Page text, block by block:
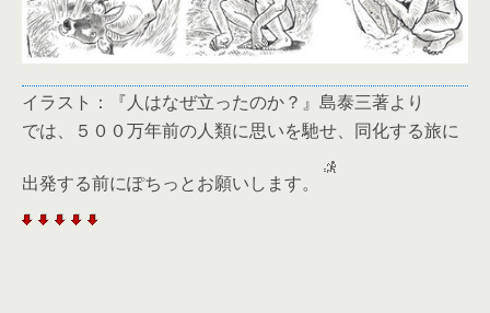
イラスト：『人はなぜ立ったのか？』島泰三著より
では、５００万年前の人類に思いを馳せ、同化する旅に
出発する前にぽちっとお願いします。